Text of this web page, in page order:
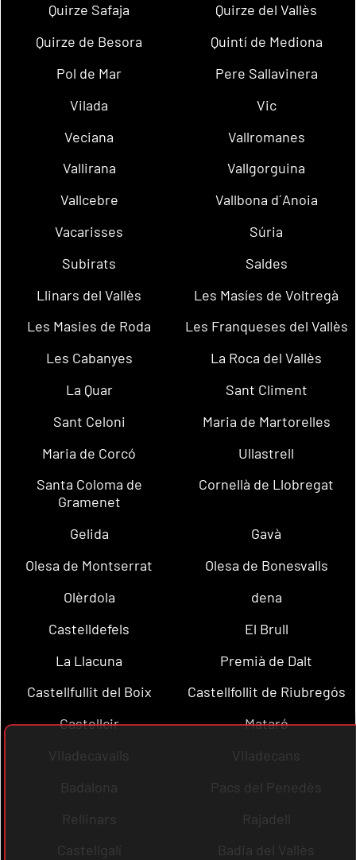
Quirze Safaja
Quirze del Vallès
Quirze de Besora
Quintí de Mediona
Pol de Mar
Pere Sallavinera
Vilada
Vic
Veciana
Vallromanes
Vallirana
Vallgorguina
Vallcebre
Vallbona d´Anoia
Vacarisses
Súria
Subirats
Saldes
Llinars del Vallès
Les Masíes de Voltregà
Les Masies de Roda
Les Franqueses del Vallès
Les Cabanyes
La Roca del Vallès
La Quar
Sant Climent
Sant Celoni
Maria de Martorelles
Maria de Corcó
Ullastrell
Santa Coloma de
Gramenet
Cornellà de Llobregat
Gelida
Gavà
Olesa de Montserrat
Olesa de Bonesvalls
Olèrdola
dena
Castelldefels
El Brull
La Llacuna
Premià de Dalt
Castellfullit del Boix
Castellfollit de Riubregós
Castellcir
Mataró
Viladecavalls
Viladecans
Badalona
Pacs del Penedès
Rellinars
Rajadell
Castellgalí
Badia del Vallès